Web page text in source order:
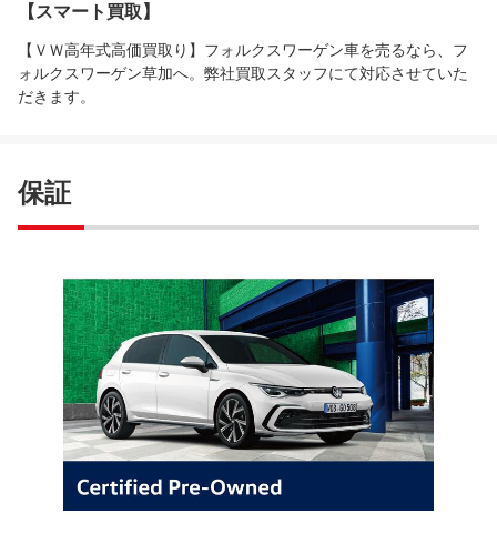
【スマート買取】
【ＶＷ高年式高価買取り】フォルクスワーゲン車を売るなら、フ
ォルクスワーゲン草加へ。弊社買取スタッフにて対応させていた
だきます。
保証